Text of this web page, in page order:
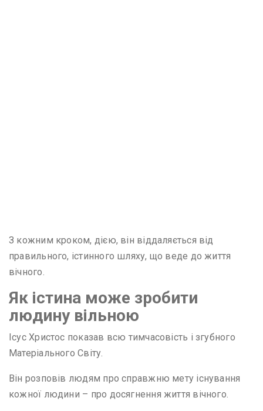
З кожним кроком, дією, він віддаляється від
правильного, істинного шляху, що веде до життя
вічного.
Як істина може зробити
людину вільною
Ісус Христос показав всю тимчасовість і згубного
Матеріального Світу.
Він розповів людям про справжню мету існування
кожної людини – про досягнення життя вічного.